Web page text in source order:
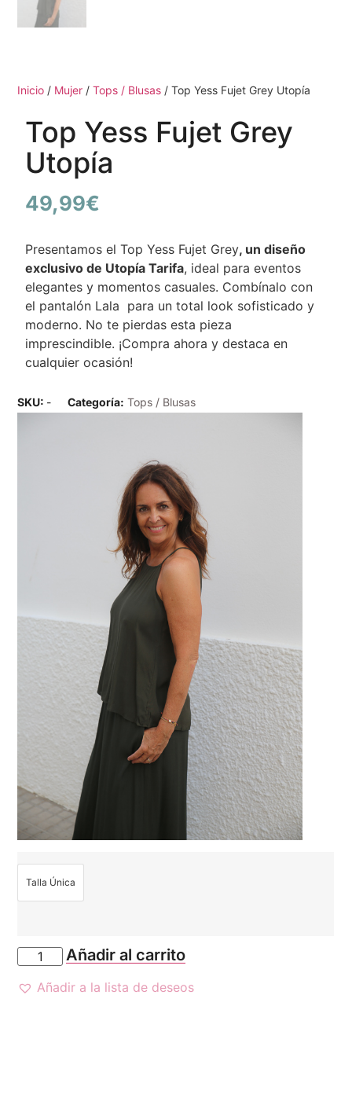
Inicio / Mujer /Tops / Blusas / Top Yess Fujet Grey Utopía
Top Yess Fujet Grey
Utopía
49,99€
Presentamos el Top Yess Fujet Grey, un diseño
exclusivo de Utopía Tarifa, ideal para eventos
elegantes y momentos casuales. Combínalo con
el pantalón Lala para un total look sofisticado y
moderno. No te pierdas esta pieza
imprescindible. ¡Compra ahora y destaca en
cualquier ocasión!
SKU: - Categoría: Tops / Blusas
Talla Única
Añadir al carrito
Añadir a la lista de deseos